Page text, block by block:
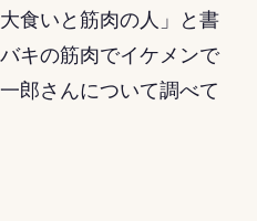
食いと筋肉の人」と書
キの筋肉でイケメンで
郎さんについて調べて